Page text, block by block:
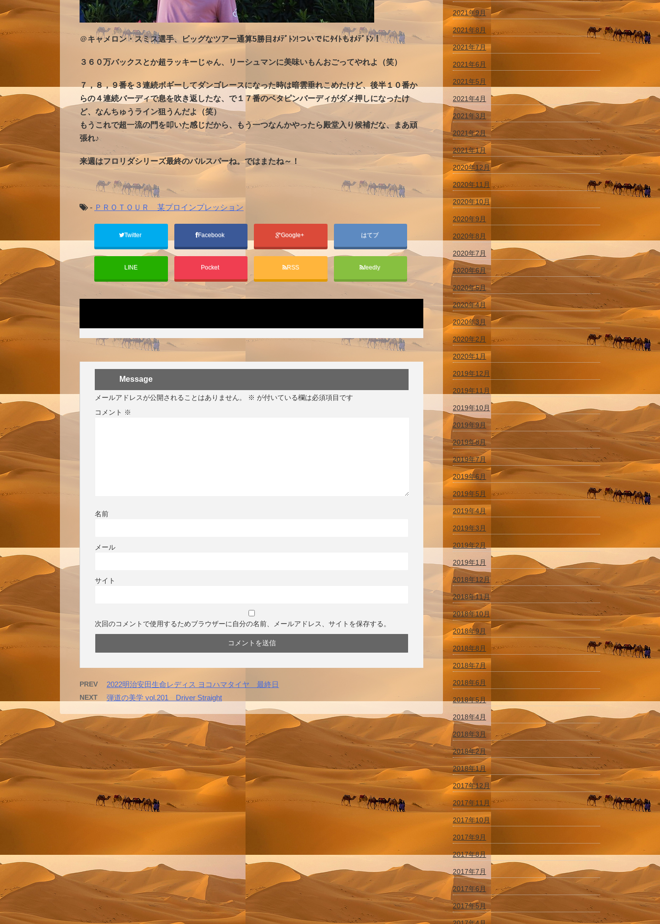
＠キャメロン・スミス選手、ビッグなツアー通算5勝目ｵﾒﾃﾞﾄﾝ!ついでにﾀｲﾄもｵﾒﾃﾞﾄﾝ！
３６０万バックスとか超ラッキーじゃん、リーシュマンに美味いもんおごってやれよ（笑）
７，８，９番を３連続ボギーしてダンゴレースになった時は暗雲垂れこめたけど、後半１０番か
らの４連続バーディで息を吹き返したな、で１７番のベタピンバーディがダメ押しになったけ
ど、なんちゅうライン狙うんだよ（笑）
もうこれで超一流の門を叩いた感じだから、もう一つなんかやったら殿堂入り候補だな、まあ頑
張れ♪
来週はフロリダシリーズ最終のバルスパーね。ではまたね～！
- ＰＲＯＴＯＵＲ 某プロインプレッション
Twitter Facebook Google+ はてブ
LINE Pocket RSS feedly
Message
メールアドレスが公開されることはありません。 ※ が付いている欄は必須項目です
コメント ※
名前
メール
サイト
次回のコメントで使用するためブラウザーに自分の名前、メールアドレス、サイトを保存する。
PREV 2022明治安田生命レディス ヨコハマタイヤ 最終日
NEXT 弾道の美学 vol.201 Driver Straight
2021年9月
2021年8月
2021年7月
2021年6月
2021年5月
2021年4月
2021年3月
2021年2月
2021年1月
2020年12月
2020年11月
2020年10月
2020年9月
2020年8月
2020年7月
2020年6月
2020年5月
2020年4月
2020年3月
2020年2月
2020年1月
2019年12月
2019年11月
2019年10月
2019年9月
2019年8月
2019年7月
2019年6月
2019年5月
2019年4月
2019年3月
2019年2月
2019年1月
2018年12月
2018年11月
2018年10月
2018年9月
2018年8月
2018年7月
2018年6月
2018年5月
2018年4月
2018年3月
2018年2月
2018年1月
2017年12月
2017年11月
2017年10月
2017年9月
2017年8月
2017年7月
2017年6月
2017年5月